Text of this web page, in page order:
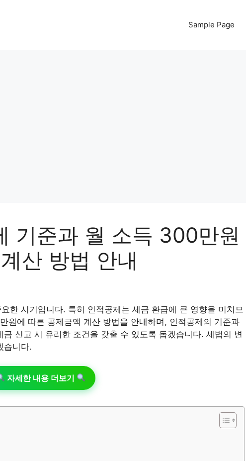
Sample Page
기준과 월 소득 300만원
산 방법 안내
한 시기입니다. 특히 인적공제는 세금 환급에 큰 영향을 미치므
원에 따른 공제금액 계산 방법을 안내하며, 인적공제의 기준과
신고 시 유리한 조건을 갖출 수 있도록 돕겠습니다. 세법의 변
습니다.
자세한 내용 더보기